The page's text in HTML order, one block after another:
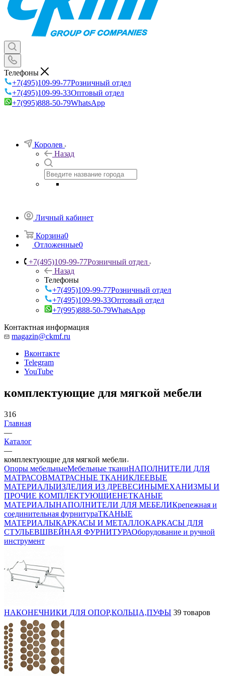
Телефоны
+7(495)109-99-77Розничный отдел
+7(495)109-99-33Оптовый отдел
+7(995)888-50-79WhatsApp
Королев
Назад
Личный кабинет
Корзина0
Отложенные0
+7(495)109-99-77Розничный отдел
Назад
Телефоны
+7(495)109-99-77Розничный отдел
+7(495)109-99-33Оптовый отдел
+7(995)888-50-79WhatsApp
Контактная информация
magazin@ckmf.ru
Вконтакте
Telegram
YouTube
комплектующие для мягкой мебели
316
Главная
—
Каталог
—
комплектующие для мягкой мебели
Опоры мебельныеМебельные тканиНАПОЛНИТЕЛИ ДЛЯ
МАТРАСОВМАТРАСНЫЕ ТКАНИКЛЕЕВЫЕ
МАТЕРИАЛЫИЗДЕЛИЯ ИЗ ДРЕВЕСИНЫМЕХАНИЗМЫ И
ПРОЧИЕ КОМПЛЕКТУЮЩИЕНЕТКАНЫЕ
МАТЕРИАЛЫНАПОЛНИТЕЛИ ДЛЯ МЕБЕЛИКрепежная и
соединительная фурнитураТКАНЫЕ
МАТЕРИАЛЫКАРКАСЫ И МЕТАЛЛОКАРКАСЫ ДЛЯ
СТУЛЬЕВШВЕЙНАЯ ФУРНИТУРАОборудование и ручной
инструмент
НАКОНЕЧНИКИ ДЛЯ ОПОР,КОЛЬЦА,ПУФЫ 39 товаров